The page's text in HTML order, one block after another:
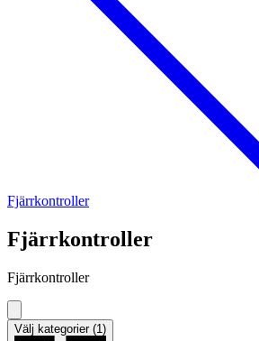
Fjärrkontroller
Fjärrkontroller
Fjärrkontroller
Välj kategorier (1)